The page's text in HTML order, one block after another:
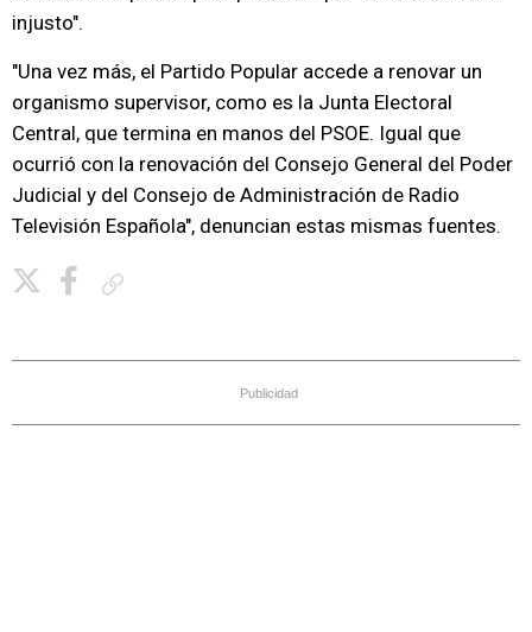
injusto".
"Una vez más, el Partido Popular accede a renovar un
organismo supervisor, como es la Junta Electoral
Central, que termina en manos del PSOE. Igual que
ocurrió con la renovación del Consejo General del Poder
Judicial y del Consejo de Administración de Radio
Televisión Española", denuncian estas mismas fuentes.
Publicidad